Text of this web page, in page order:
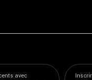
avec